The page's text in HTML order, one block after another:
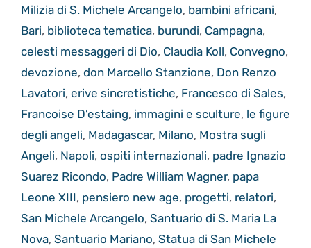
Milizia di S. Michele Arcangelo, bambini africani,
Bari, biblioteca tematica, burundi, Campagna,
celesti messaggeri di Dio, Claudia Koll, Convegno,
devozione, don Marcello Stanzione, Don Renzo
Lavatori, erive sincretistiche, Francesco di Sales,
Francoise D’estaing, immagini e sculture, le figure
degli angeli, Madagascar, Milano, Mostra sugli
Angeli, Napoli, ospiti internazionali, padre Ignazio
Suarez Ricondo, Padre William Wagner, papa
Leone XIII, pensiero new age, progetti, relatori,
San Michele Arcangelo, Santuario di S. Maria La
Nova, Santuario Mariano, Statua di San Michele